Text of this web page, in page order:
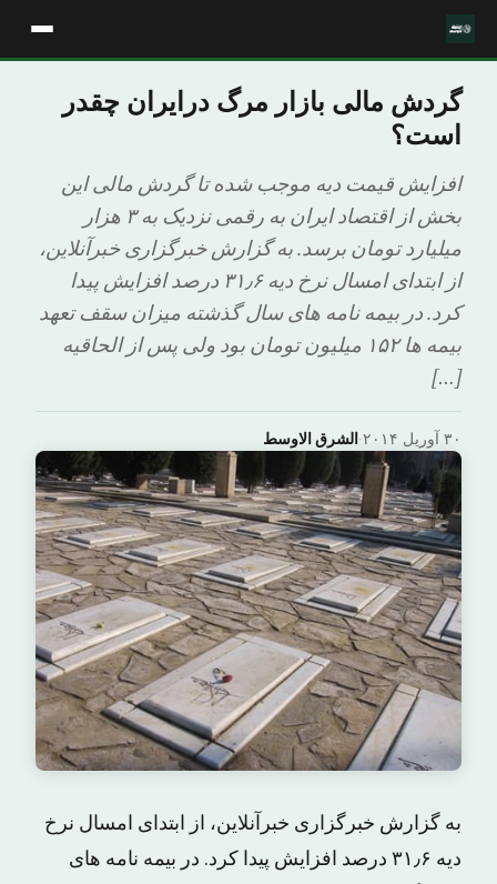
گردش مالی بازار مرگ درایران چقدر
است؟
افزایش قیمت دیه موجب شده تا گردش مالی این
بخش از اقتصاد ایران به رقمی نزدیک به ۳ هزار
میلیارد تومان برسد. به گزارش خبرگزاری خبرآنلاین،
از ابتدای امسال نرخ دیه ۳۱٫۶ درصد افزایش پیدا
کرد. در بیمه نامه های سال گذشته میزان سقف تعهد
بیمه ها ۱۵۲ میلیون تومان بود ولی پس از الحاقیه
[…]
الشرق الاوسط· ۳۰ آوریل ۲۰۱۴
به گزارش خبرگزاری خبرآنلاین، از ابتدای امسال نرخ
دیه ۳۱٫۶ درصد افزایش پیدا کرد. در بیمه نامه های